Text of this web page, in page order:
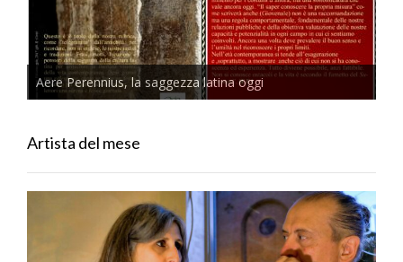
Aere Perennius, la saggezza latina oggi
Artista del mese